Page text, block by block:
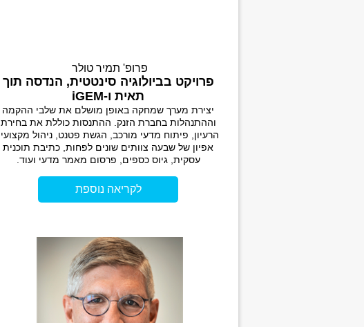
פרופ' תמיר טולר
פרויקט בביולוגיה סינטטית, הנדסה תוך
תאית ו-iGEM
יצירת מערך שמחקה באופן מושלם את שלבי ההקמה
וההתנהלות בחברת הזנק. ההתנסות כוללת את בחירת
הרעיון, פיתוח מדעי מורכב, הגשת פטנט, ניהול מקצועי,
אפיון של שבעה צוותים שונים לפחות, כתיבת תוכנית
עסקית, גיוס כספים, פרסום מאמר מדעי ועוד.
לקריאה נוספת